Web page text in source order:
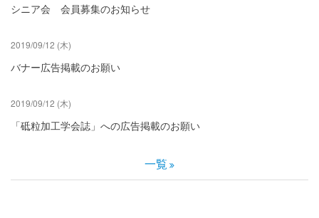
シニア会 会員募集のお知らせ
2019/09/12 (木)
バナー広告掲載のお願い
2019/09/12 (木)
「砥粒加工学会誌」への広告掲載のお願い
一覧